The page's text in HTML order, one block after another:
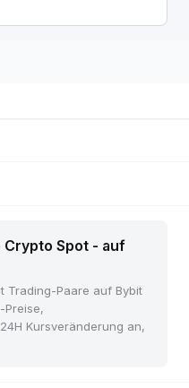
Crypto Spot - auf
Trading-Paare auf Bybit
Preise,
Kursveränderung an,